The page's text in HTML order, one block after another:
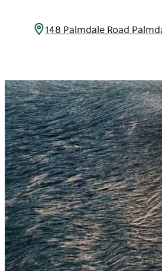
148 Palmdale Road